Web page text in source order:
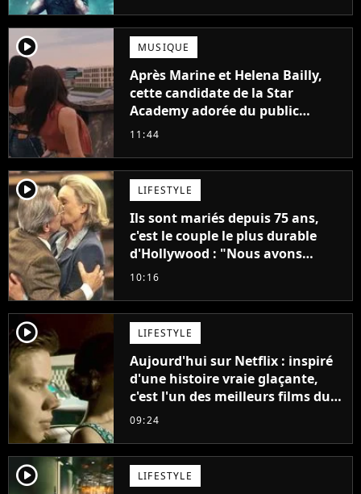
player2 MUSIQUE
Après Marine et Helena Bailly,
cette candidate de la Star
Academy adorée du public
annonce son premier album,
11:44
player2 LIFESTYLE
Ils sont mariés depuis 75 ans,
c'est le couple le plus durable
d'Hollywood : "Nous avons
avancé jour après jour, et les
décennies"
10:16
player2 LIFESTYLE
Aujourd'hui sur Netflix : inspiré
d'une histoire vraie glaçante,
c'est l'un des meilleurs films du
21ème siècle
09:24
player2 LIFESTYLE